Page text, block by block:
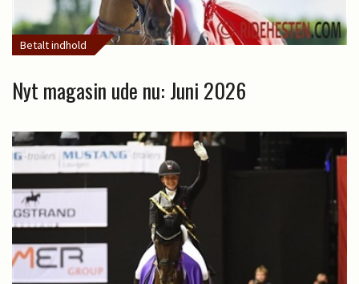
Betalt indhold
Nyt magasin ude nu: Juni 2026